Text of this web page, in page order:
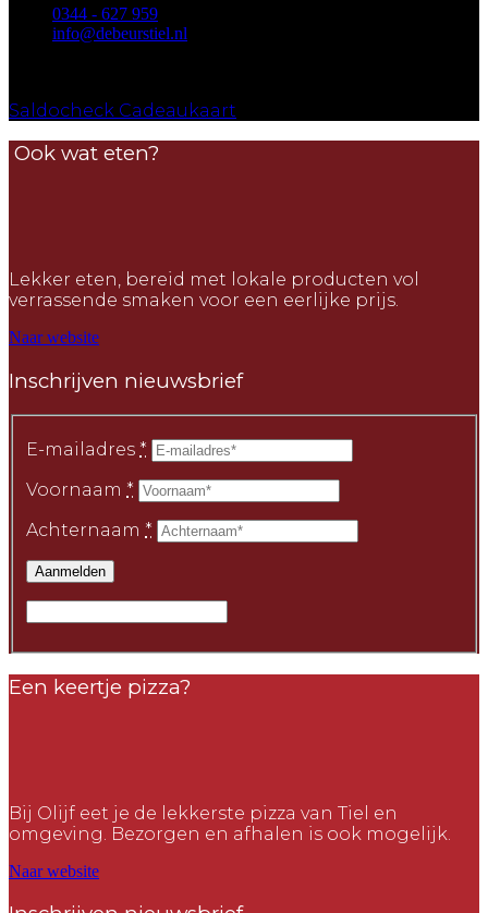
0344 - 627 959
info@debeurstiel.nl
Saldocheck Cadeaukaart
Ook wat eten?
Lekker eten, bereid met lokale producten vol
verrassende smaken voor een eerlijke prijs.
Naar website
Inschrijven nieuwsbrief
E-mailadres *
Voornaam *
Achternaam *
Een keertje pizza?
Bij Olijf eet je de lekkerste pizza van Tiel en
omgeving. Bezorgen en afhalen is ook mogelijk.
Naar website